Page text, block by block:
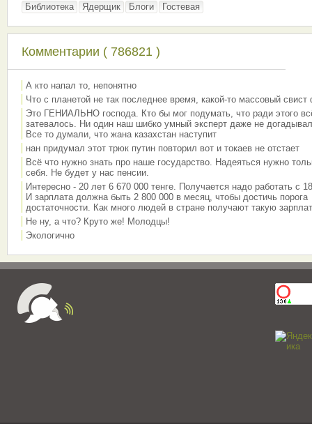
Библиотека
Ядерщик Блоги Гостевая
Комментарии ( 786821 )
А кто напал то, непонятно
Что с планетой не так последнее время, какой-то массовый свист
Это ГЕНИАЛЬНО господа. Кто бы мог подумать, что ради этого
затевалось. Ни один наш шибко умный эксперт даже не
Все то думали, что жана казахстан наступит
нан придумал этот трюк путин повторил вот и токаев не отстает
Всё что нужно знать про наше государство. Надеяться нужно
себя. Не будет у нас пенсии.
Интересно - 20 лет 6 670 000 тенге. Получается надо работать с
И зарплата должна быть 2 800 000 в месяц, чтобы достичь порога
достаточности. Как много людей в стране получают такую
Не ну, а что? Круто же! Молодцы!
Экологично